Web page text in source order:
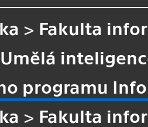
> Fakulta
programu
> Fakulta